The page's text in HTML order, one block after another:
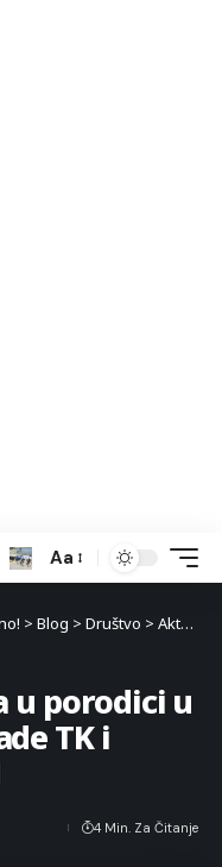
Aa
> Blog > Društvo > Aktuelnosti
u porodici u
TK i
4 Min. Za Čitanje